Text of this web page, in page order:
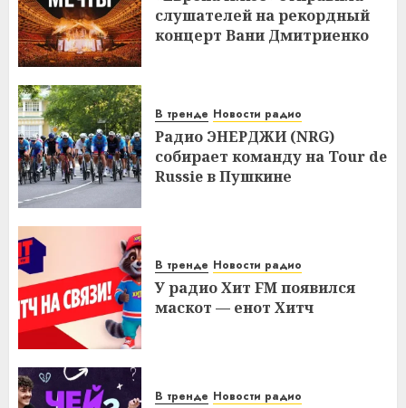
слушателей на рекордный
концерт Вани Дмитриенко
В тренде Новости радио
Радио ЭНЕРДЖИ (NRG)
собирает команду на Tour de
Russie в Пушкине
В тренде Новости радио
У радио Хит FM появился
маскот — енот Хитч
В тренде Новости радио